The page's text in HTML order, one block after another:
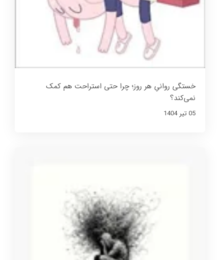
خستگی روانیِ هر روز؛ چرا حتی استراحت هم کمک
نمی‌کند؟
05 تير 1404